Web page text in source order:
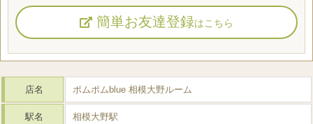
簡単お友達登録はこちら
店名 ポムポムblue 相模大野ルーム
駅名 相模大野駅